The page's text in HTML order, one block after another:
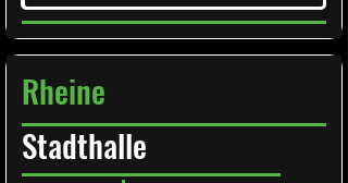
Rheine
Stadthalle